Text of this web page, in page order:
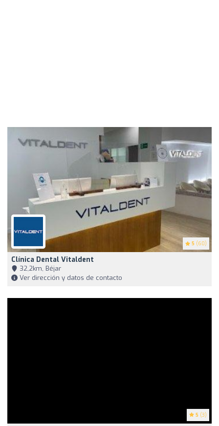
5 (60)
Clínica Dental Vitaldent
32,2km, Béjar
Ver dirección y datos de contacto
5 (3)